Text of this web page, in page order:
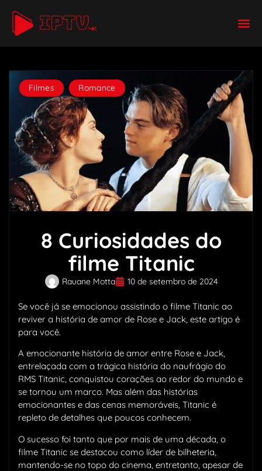
Filmes , Romance
8 Curiosidades do
filme Titanic
Rauane Motta 10 de setembro de 2024
Se você já se emocionou assistindo o filme Titanic ao
reviver a história de amor de Rose e Jack, este artigo é
para você.
A emocionante história de amor entre Rose e Jack,
entrelaçada com a trágica história do naufrágio do
RMS Titanic, conquistou corações ao redor do mundo e
se tornou um marco. Mas além das histórias
emocionantes e das cenas memoráveis, Titanic é
repleto de detalhes que poucos conhecem.
O sucesso foi tanto que por mais de uma década, o
filme Titanic se destacou como líder de bilheteria,
mantendo-se no topo do cinema, entretanto, apesar de